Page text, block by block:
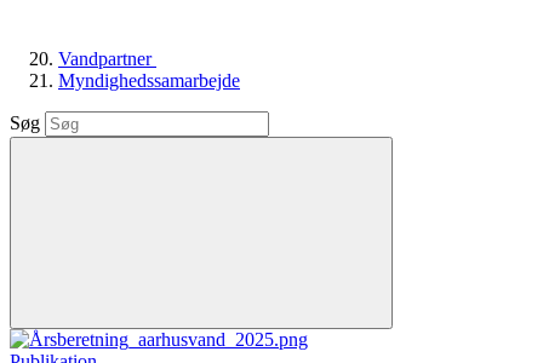
Vandpartner
Myndighedssamarbejde
Søg